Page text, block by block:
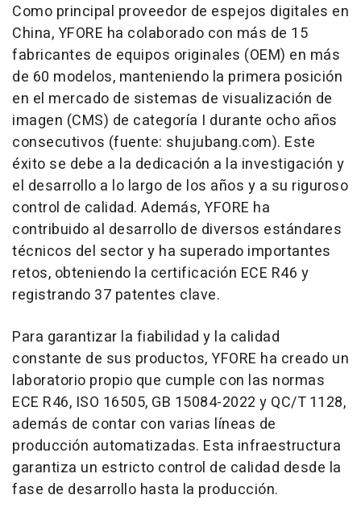
Como principal proveedor de espejos digitales en
China, YFORE ha colaborado con más de 15
fabricantes de equipos originales (OEM) en más
de 60 modelos, manteniendo la primera posición
en el mercado de sistemas de visualización de
imagen (CMS) de categoría I durante ocho años
consecutivos (fuente: shujubang.com). Este
éxito se debe a la dedicación a la investigación y
el desarrollo a lo largo de los años y a su riguroso
control de calidad. Además, YFORE ha
contribuido al desarrollo de diversos estándares
técnicos del sector y ha superado importantes
retos, obteniendo la certificación ECE R46 y
registrando 37 patentes clave.
Para garantizar la fiabilidad y la calidad
constante de sus productos, YFORE ha creado un
laboratorio propio que cumple con las normas
ECE R46, ISO 16505, GB 15084-2022 y QC/T 1128,
además de contar con varias líneas de
producción automatizadas. Esta infraestructura
garantiza un estricto control de calidad desde la
fase de desarrollo hasta la producción.